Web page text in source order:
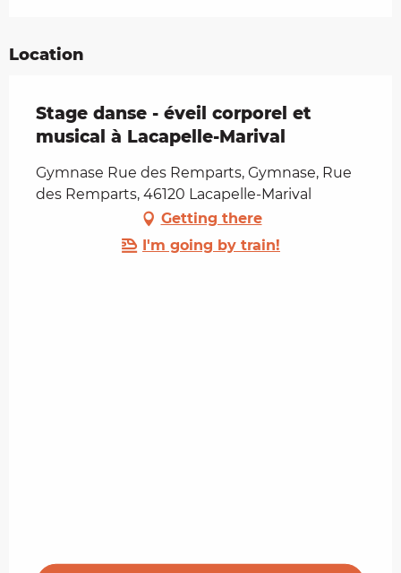
Location
Stage danse - éveil corporel et
musical à Lacapelle-Marival
Gymnase Rue des Remparts, Gymnase, Rue
des Remparts, 46120 Lacapelle-Marival
Getting there
I'm going by train!